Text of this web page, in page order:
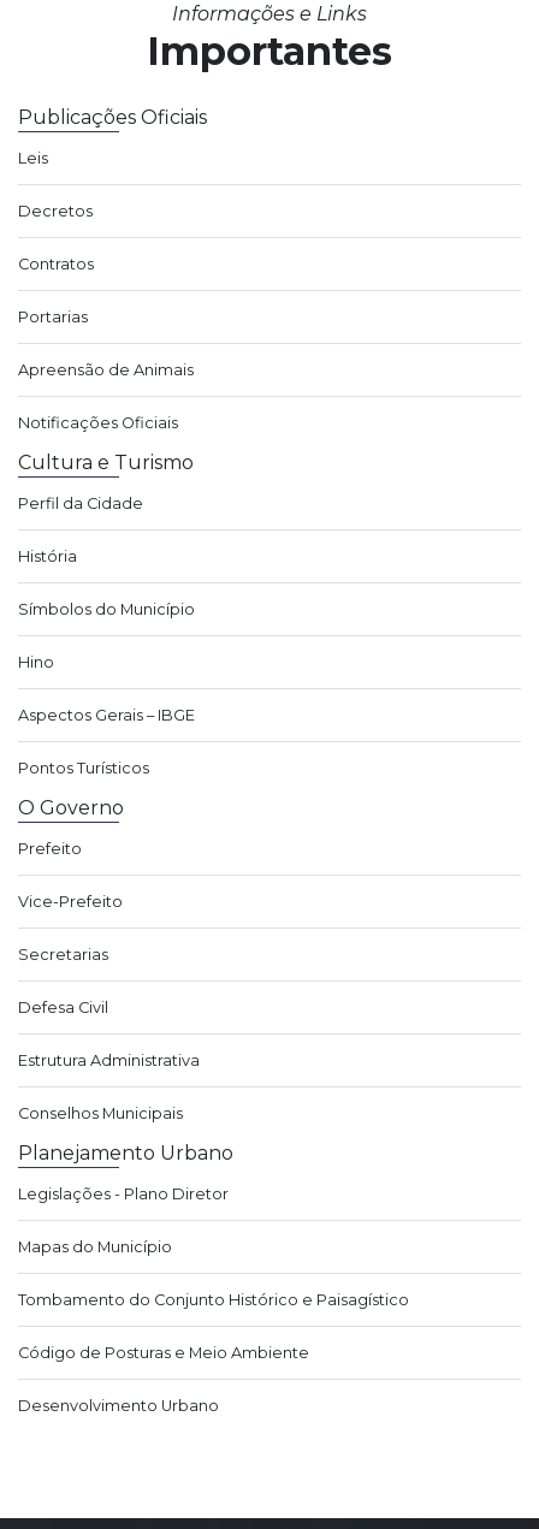
Informações e Links
Importantes
Publicações Oficiais
Leis
Decretos
Contratos
Portarias
Apreensão de Animais
Notificações Oficiais
Cultura e Turismo
Perfil da Cidade
História
Símbolos do Município
Hino
Aspectos Gerais – IBGE
Pontos Turísticos
O Governo
Prefeito
Vice-Prefeito
Secretarias
Defesa Civil
Estrutura Administrativa
Conselhos Municipais
Planejamento Urbano
Legislações - Plano Diretor
Mapas do Município
Tombamento do Conjunto Histórico e Paisagístico
Código de Posturas e Meio Ambiente
Desenvolvimento Urbano